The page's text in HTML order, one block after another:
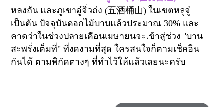
หลงถัน และภูเขาอู๋จิ่วถ่ง (五酒桶山)ในเขตหลูจู๋
เป็นต้น ปัจจุบันดอกไม้บานแล้วประมาณ30% และ
คาดว่าในช่วงปลายเดือนเมษายนจะเข้าสู่ช่วง "บาน
สะพรั่งเต็มที่" ที่งดงามที่สุด ใครสนใจก็ตามเช็คอิน
กันได้ ตามพิกัดต่างๆ ที่ทำไว้ให้แล้วเลยนะครับ